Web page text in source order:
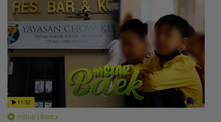
11:32
mStar | Berita